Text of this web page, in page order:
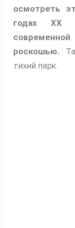
осмотреть
годах XX
роскошью.
тихий парк.